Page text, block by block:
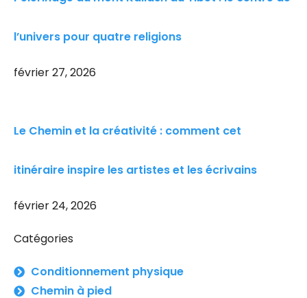
l’univers pour quatre religions
février 27, 2026
Le Chemin et la créativité : comment cet
itinéraire inspire les artistes et les écrivains
février 24, 2026
Catégories
Conditionnement physique
Chemin à pied